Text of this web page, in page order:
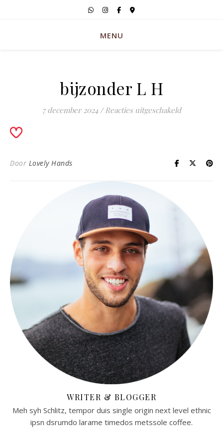
MENU
bijzonder L H
7 december 2024 / Reacties uitgeschakeldvoor
Door Lovely Hands
WRITER & BLOGGER
Meh syh Schlitz, tempor duis single origin next level ethnic
ipsn dsrumdo larame timedos metssole coffee.